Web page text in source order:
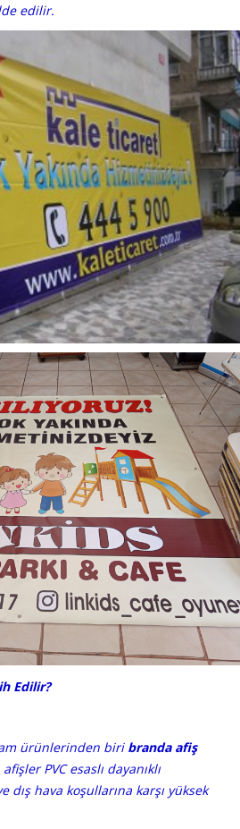
edilir.
Edilir?
ürünlerinden biri branda afiş
PVC esaslı dayanıklı
hava koşullarına karşı yüksek